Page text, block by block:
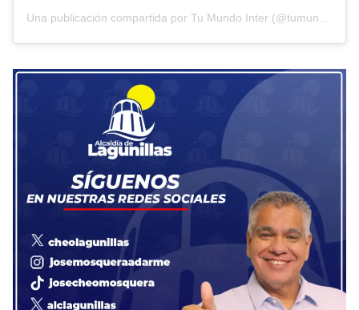
Una publicación compartida por Tu Mundo Inter (@tumundointer)